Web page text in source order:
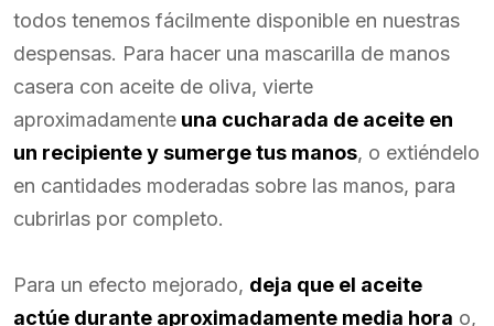
todos tenemos fácilmente disponible en nuestras
despensas. Para hacer una mascarilla de manos
casera con aceite de oliva, vierte
aproximadamente una cucharada de aceite en
un recipiente y sumerge tus manos, o extiéndelo
en cantidades moderadas sobre las manos, para
cubrirlas por completo.
Para un efecto mejorado, deja que el aceite
actúe durante aproximadamente media hora o,